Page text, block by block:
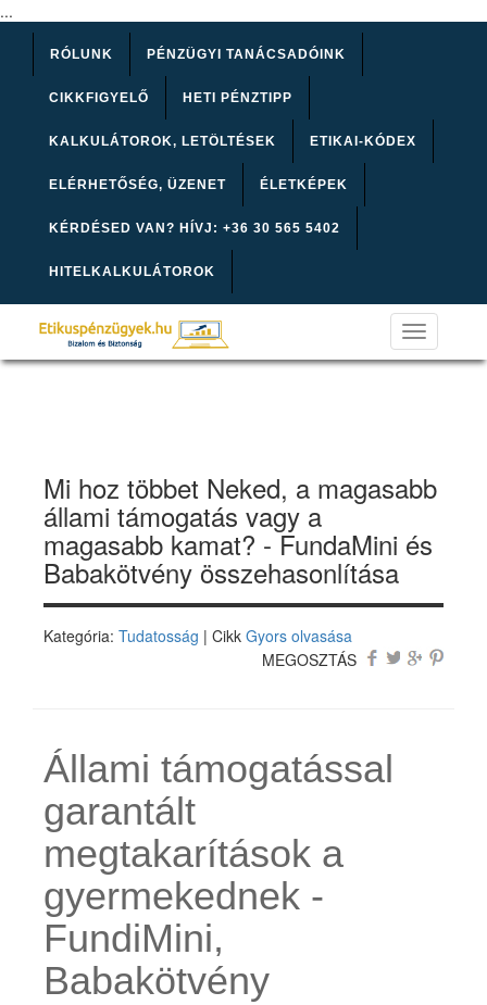
...
RÓLUNK PÉNZÜGYI TANÁCSADÓINK
CIKKFIGYELŐ HETI PÉNZTIPP
KALKULÁTOROK, LETÖLTÉSEK ETIKAI-KÓDEX
ELÉRHETŐSÉG, ÜZENET ÉLETKÉPEK
KÉRDÉSED VAN? HÍVJ: +36 30 565 5402
HITELKALKULÁTOROK
Toggle
navigation
Mi hoz többet Neked, a magasabb
állami támogatás vagy a
magasabb kamat? - FundaMini és
Babakötvény összehasonlítása
Kategória: Tudatosság | Cikk Gyors olvasása
MEGOSZTÁS
Állami támogatással
garantált
megtakarítások a
gyermekednek -
FundiMini,
Babakötvény